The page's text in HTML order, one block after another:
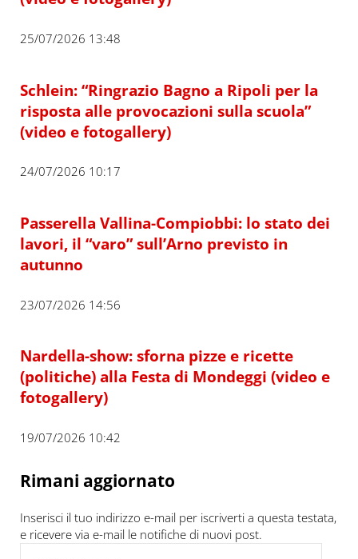
25/07/2026 13:48
Schlein: “Ringrazio Bagno a Ripoli per la
risposta alle provocazioni sulla scuola”
(video e fotogallery)
24/07/2026 10:17
Passerella Vallina-Compiobbi: lo stato dei
lavori, il “varo” sull’Arno previsto in
autunno
23/07/2026 14:56
Nardella-show: sforna pizze e ricette
(politiche) alla Festa di Mondeggi (video e
fotogallery)
19/07/2026 10:42
Rimani aggiornato
Inserisci il tuo indirizzo e-mail per iscriverti a questa testata,
e ricevere via e-mail le notifiche di nuovi post.